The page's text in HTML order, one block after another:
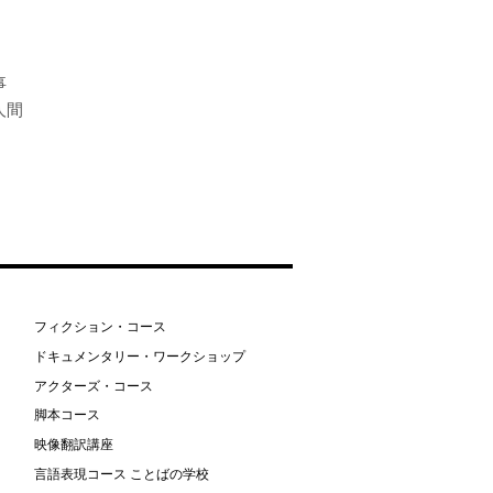
間
フィクション・コース
ドキュメンタリー・ワークショップ
アクターズ・コース
脚本コース
映像翻訳講座
言語表現コース ことばの学校